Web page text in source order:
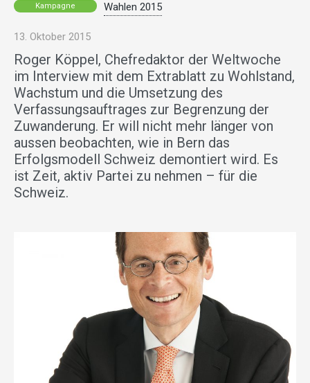
Kampagne Wahlen 2015
13. Oktober 2015
Roger Köppel, Chefredaktor der Weltwoche
im Interview mit dem Extrablatt zu Wohlstand,
Wachstum und die Umsetzung des
Verfassungsauftrages zur Begrenzung der
Zuwanderung. Er will nicht mehr länger von
aussen beobachten, wie in Bern das
Erfolgsmodell Schweiz demontiert wird. Es
ist Zeit, aktiv Partei zu nehmen – für die
Schweiz.